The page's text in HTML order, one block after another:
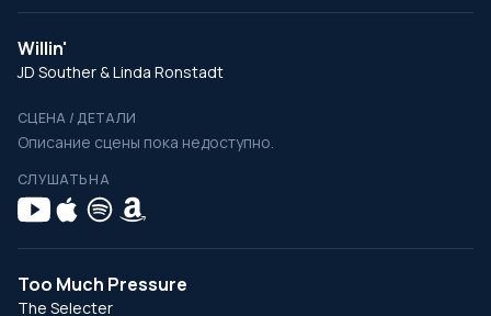
Willin'
JD Souther & Linda Ronstadt
СЦЕНА / ДЕТАЛИ
Описание сцены пока недоступно.
СЛУШАТЬ НА
Too Much Pressure
The Selecter